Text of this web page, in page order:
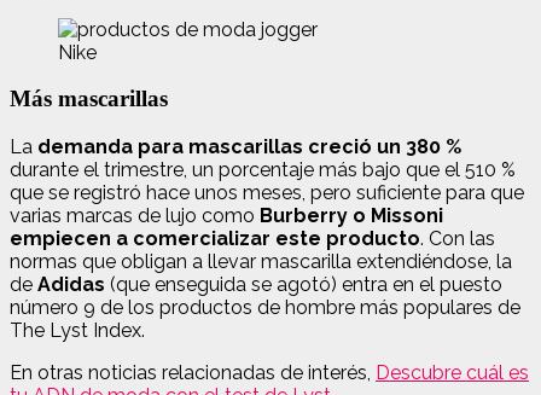
Nike
Más mascarillas
La demanda para mascarillas creció un 380 %
durante el trimestre, un porcentaje más bajo que el 510 %
que se registró hace unos meses, pero suficiente para que
varias marcas de lujo como Burberry o Missoni
empiecen a comercializar este producto. Con las
normas que obligan a llevar mascarilla extendiéndose, la
de Adidas (que enseguida se agotó) entra en el puesto
número 9 de los productos de hombre más populares de
The Lyst Index.
En otras noticias relacionadas de interés, Descubre cuál es